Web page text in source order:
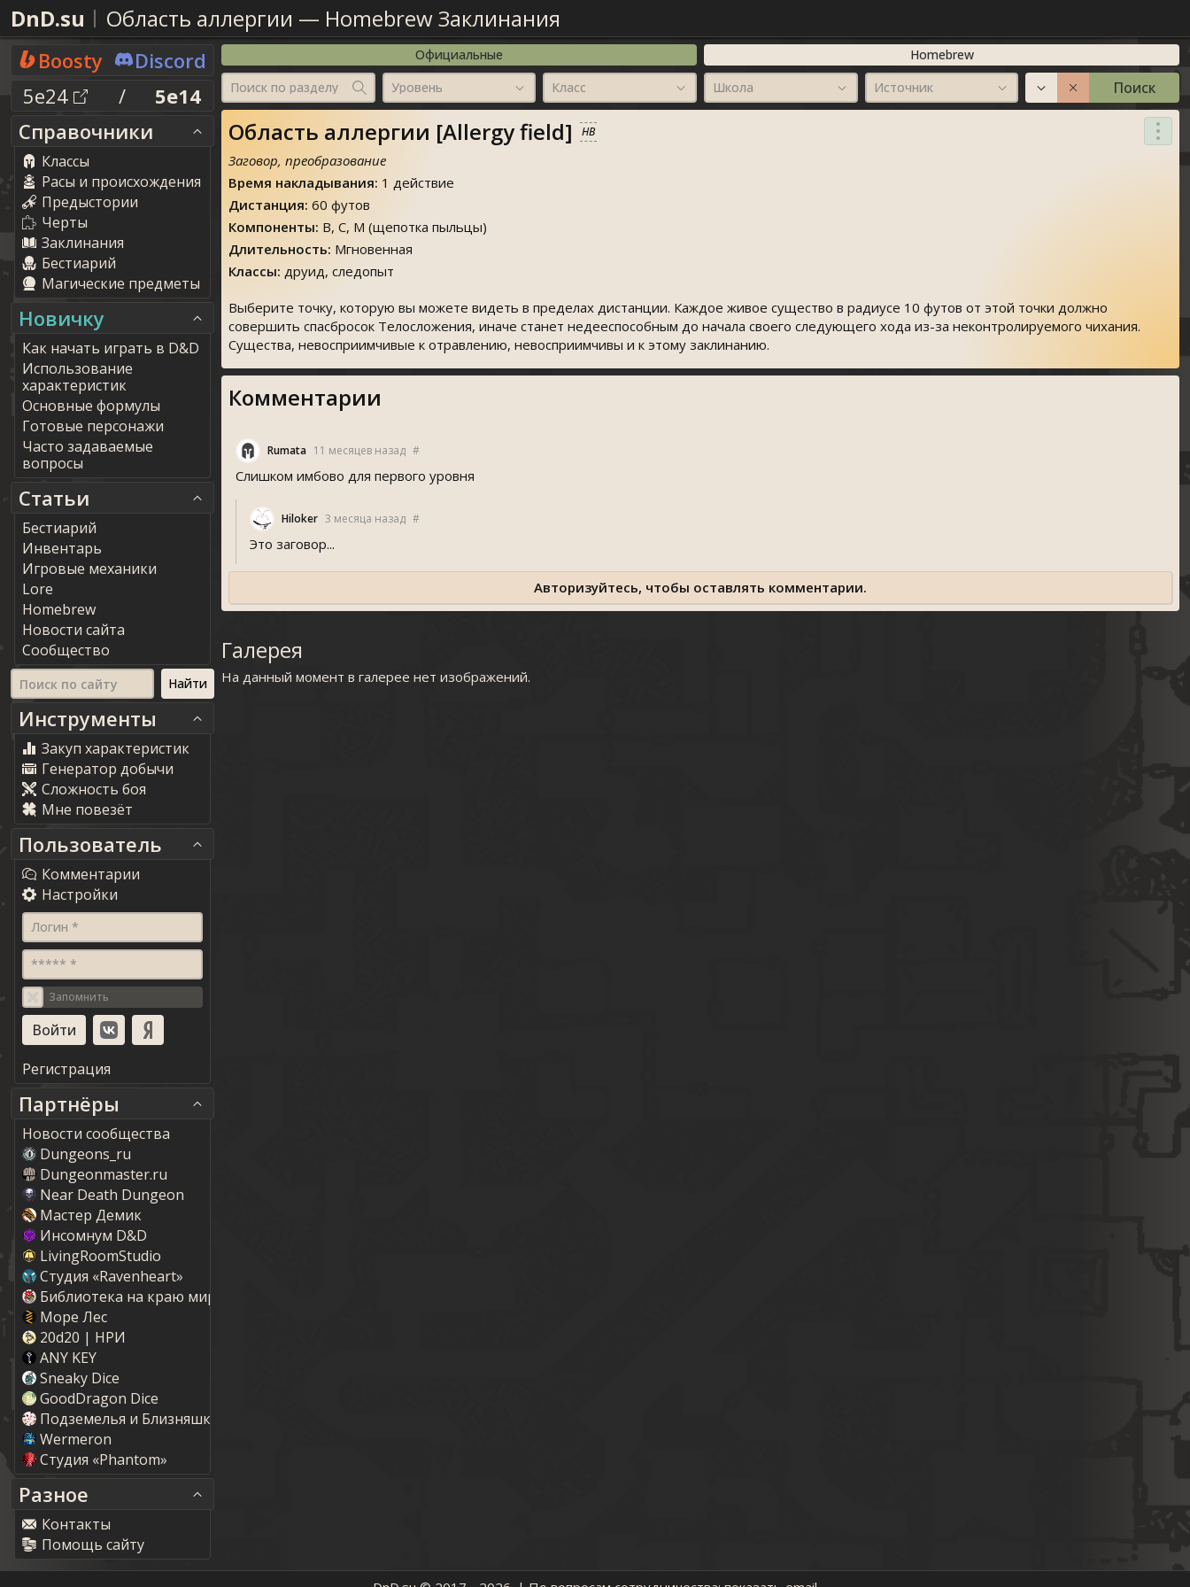
DnD.su Область аллергии — Homebrew Заклинания
Boosty
Discord
5e24
/
5e14
Справочники
Классы
Расы и происхождения
Предыстории
Черты
Заклинания
Бестиарий
Магические предметы
Новичку
Как начать играть в D&D
Использование
характеристик
Основные формулы
Готовые персонажи
Часто задаваемые
вопросы
Статьи
Бестиарий
Инвентарь
Игровые механики
Lore
Homebrew
Новости сайта
Сообщество
Инструменты
Закуп характеристик
Генератор добычи
Сложность боя
Мне повезёт
Пользователь
Комментарии
Настройки
Логин *
***** *
Запомнить
Регистрация
Партнёры
Новости сообщества
Dungeons_ru
Dungeonmaster.ru
Near Death Dungeon
Мастер Демик
Инсомнум D&D
LivingRoomStudio
Студия «Ravenheart»
Библиотека на краю мира
Море Лес
20d20 | НРИ
ANY KEY
Sneaky Dice
GoodDragon Dice
Подземелья и Близняшки
Wermeron
Студия «Phantom»
Разное
Контакты
Помощь сайту
Официальные
Homebrew
Поиск по разделу
Уровень Класс Школа Источник Поиск
Область аллергии [Allergy field] HB
Заговор, преобразование
Время накладывания: 1 действие
Дистанция: 60 футов
Компоненты: В, С, М (щепотка пыльцы)
Длительность: Мгновенная
Классы: друид, следопыт
Выберите точку, которую вы можете видеть в пределах дистанции. Каждое живое существо в радиусе 10 футов от этой точки должно
совершить спасбросок Телосложения, иначе станет недееспособным до начала своего следующего хода из-за неконтролируемого чихания.
Существа, невосприимчивые к отравлению, невосприимчивы и к этому заклинанию.
Комментарии
Rumata 11 месяцев назад #
Слишком имбово для первого уровня
Hiloker 3 месяца назад #
Это заговор...
Авторизуйтесь, чтобы оставлять комментарии.
Галерея
На данный момент в галерее нет изображений.